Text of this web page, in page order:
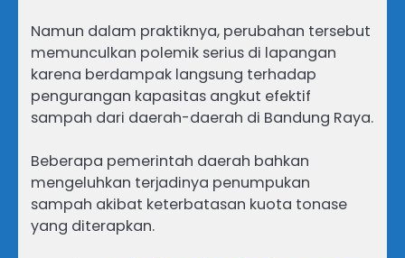
Namun dalam praktiknya, perubahan tersebut
memunculkan polemik serius di lapangan
karena berdampak langsung terhadap
pengurangan kapasitas angkut efektif
sampah dari daerah-daerah di Bandung Raya.
Beberapa pemerintah daerah bahkan
mengeluhkan terjadinya penumpukan
sampah akibat keterbatasan kuota tonase
yang diterapkan.